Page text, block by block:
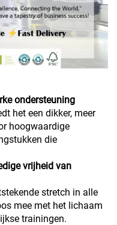
ondersteuning
het een dikker, meer
hoogwaardige
die
vrijheid van
stretch in alle
mee met het lichaam
trainingen.